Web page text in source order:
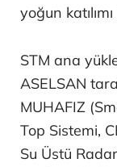
yoğun
STM ana
ASELSAN
MUHAFIZ
Top Sistemi,
Su Üstü